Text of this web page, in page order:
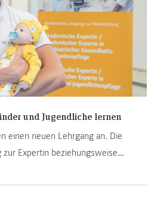
und Jugendliche lernen
einen neuen Lehrgang an. Die
zur Expertin beziehungsweise